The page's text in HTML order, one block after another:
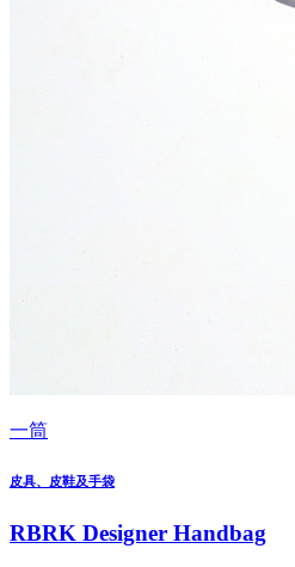
一筒
皮具、皮鞋及手袋
RBRK Designer Handbag